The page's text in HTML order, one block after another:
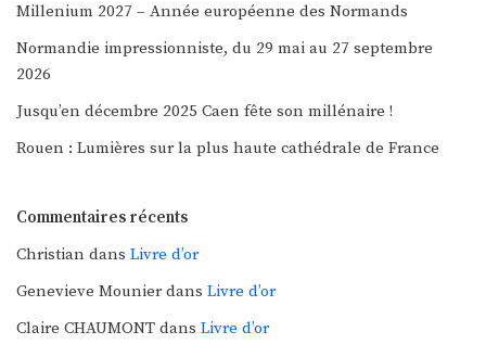
Millenium 2027 – Année européenne des Normands
Normandie impressionniste, du 29 mai au 27 septembre
2026
Jusqu’en décembre 2025 Caen fête son millénaire !
Rouen : Lumières sur la plus haute cathédrale de France
Commentaires récents
Christian dans Livre d’or
Genevieve Mounierdans Livre d’or
Claire CHAUMONT dans Livre d’or